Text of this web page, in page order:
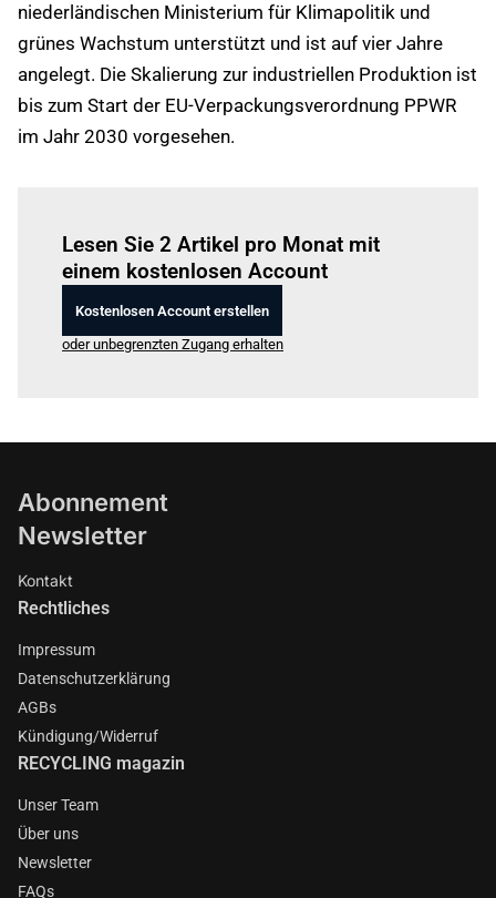
niederländischen Ministerium für Klimapolitik und
grünes Wachstum unterstützt und ist auf vier Jahre
angelegt. Die Skalierung zur industriellen Produktion ist
bis zum Start der EU-Verpackungsverordnung PPWR
im Jahr 2030 vorgesehen.
Lesen Sie 2 Artikel pro Monat mit
einem kostenlosen Account
Kostenlosen Account erstellen
oder unbegrenzten Zugang erhalten
Abonnement
Newsletter
Kontakt
Rechtliches
Impressum
Datenschutzerklärung
AGBs
Kündigung/Widerruf
RECYCLING magazin
Unser Team
Über uns
Newsletter
FAQs